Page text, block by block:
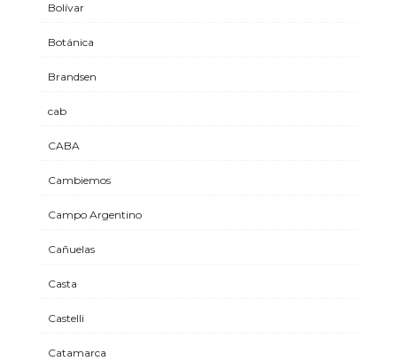
Bolívar
Botánica
Brandsen
cab
CABA
Cambiemos
Campo Argentino
Cañuelas
Casta
Castelli
Catamarca